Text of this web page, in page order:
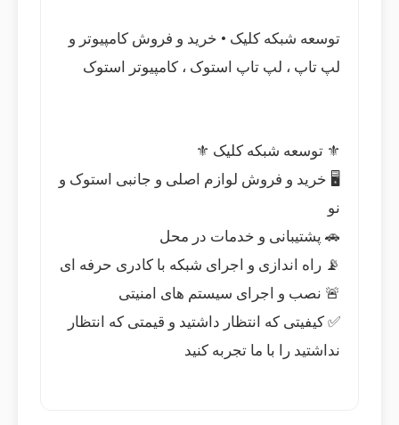
توسعه شبکه کلیک • خرید و فروش کامپیوتر و
لپ تاپ ، لپ تاپ استوک ، کامپیوتر استوک
⚜️ توسعه شبکه کلیک ⚜️
🖥 خرید و فروش لوازم اصلی و جانبی استوک و
نو
🚗 پشتیبانی و خدمات در محل
📡 راه اندازی و اجرای شبکه با کادری حرفه ای
🚨 نصب و اجرای سیستم های امنیتی
✅ کیفیتی که انتظار داشتید و قیمتی که انتظار
نداشتید را با ما تجربه کنید